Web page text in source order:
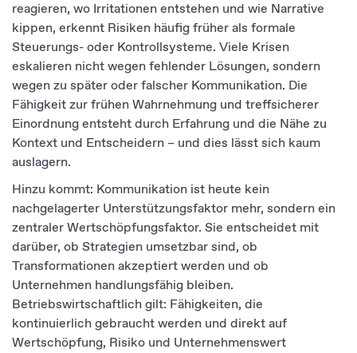
reagieren, wo Irritationen entstehen und wie Narrative
kippen, erkennt Risiken häufig früher als formale
Steuerungs- oder Kontrollsysteme. Viele Krisen
eskalieren nicht wegen fehlender Lösungen, sondern
wegen zu später oder falscher Kommunikation. Die
Fähigkeit zur frühen Wahrnehmung und treffsicherer
Einordnung entsteht durch Erfahrung und die Nähe zu
Kontext und Entscheidern – und dies lässt sich kaum
auslagern.
Hinzu kommt: Kommunikation ist heute kein
nachgelagerter Unterstützungsfaktor mehr, sondern ein
zentraler Wertschöpfungsfaktor. Sie entscheidet mit
darüber, ob Strategien umsetzbar sind, ob
Transformationen akzeptiert werden und ob
Unternehmen handlungsfähig bleiben.
Betriebswirtschaftlich gilt: Fähigkeiten, die
kontinuierlich gebraucht werden und direkt auf
Wertschöpfung, Risiko und Unternehmenswert